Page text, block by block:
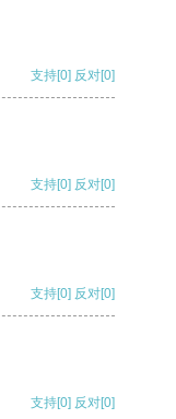
支持[0] 反对[0]
支持[0] 反对[0]
支持[0] 反对[0]
支持[0] 反对[0]